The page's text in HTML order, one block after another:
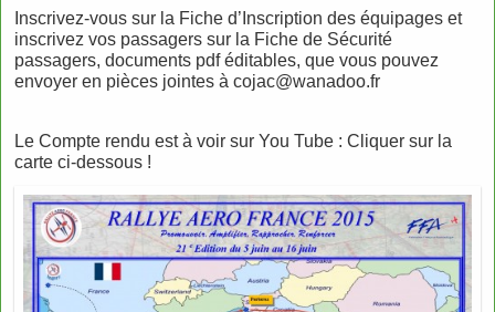
Inscrivez-vous sur la Fiche d’Inscription des équipages et
inscrivez vos passagers sur la Fiche de Sécurité
passagers, documents pdf éditables, que vous pouvez
envoyer en pièces jointes à cojac@wanadoo.fr
Le Compte rendu est à voir sur You Tube : Cliquer sur la
carte ci-dessous !